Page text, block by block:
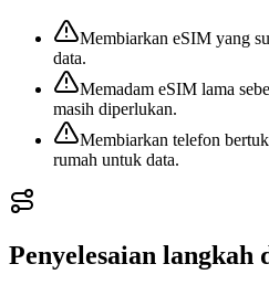
Membiarkan eSIM yang
data.
Memadam eSIM lama
masih diperlukan.
Membiarkan telefon
rumah untuk data.
Penyelesaian langkah